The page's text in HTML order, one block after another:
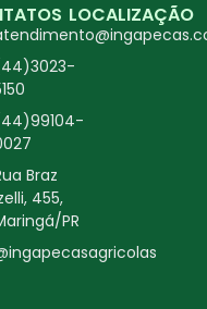
Braz
455,
PR
LOCALIZAÇÃO